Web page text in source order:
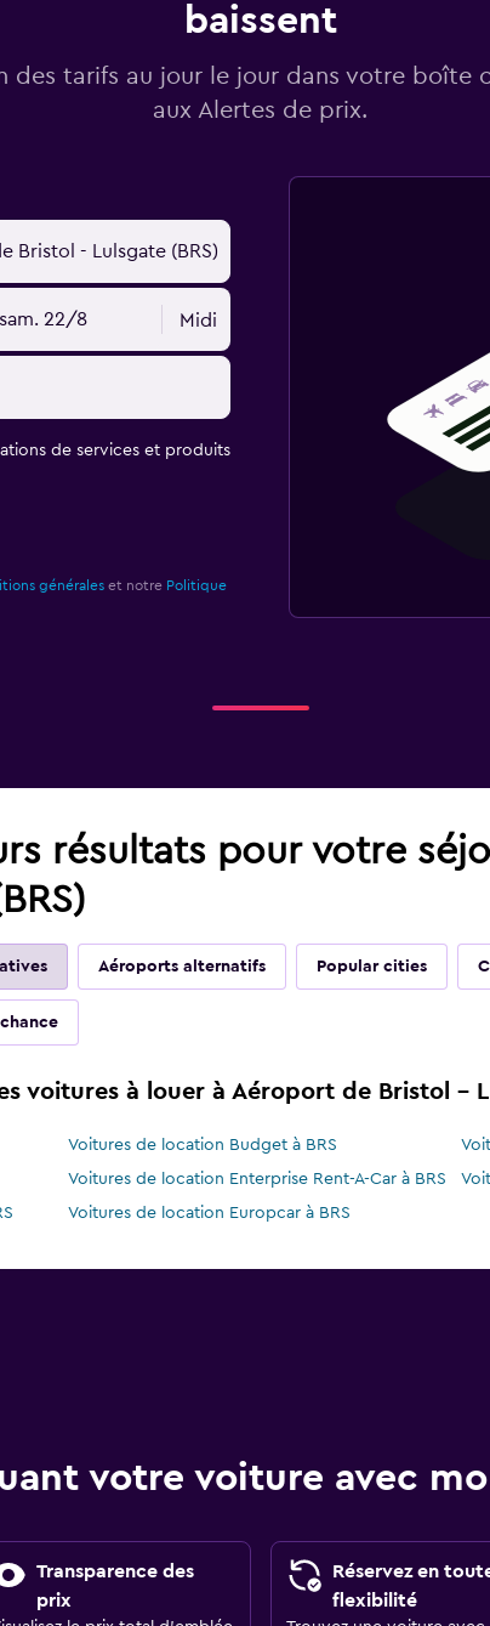
baissent
des tarifs au jour le jour dans votre boîte
aux Alertes de prix.
sam. 22/8 Midi
de services et produits
généraleset notre Politique
résultats pour votre
Aéroports alternatifs Popular cities
voitures à louer à Aéroport de Bristol -
Voitures de location Budget à BRS
Voitures de location Enterprise Rent-A-Car à BRS
Voitures de location Europcar à BRS
votre voiture avec
Transparence des
prix
Réservez en
flexibilité